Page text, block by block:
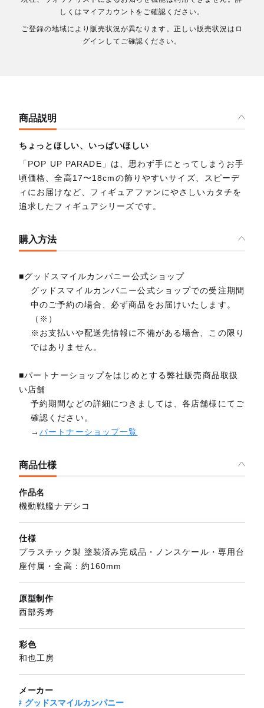
しくはマイアカウントをご確認ください。
ご登録の地域により販売状況が異なります。正しい販売状況はロ
グインしてご確認ください。
商品説明
ちょっとほしい、いっぱいほしい
「POP UP PARADE」は、思わず手にとってしまうお手
頃価格、全高17〜18cmの飾りやすいサイズ、スピーデ
ィにお届けなど、フィギュアファンにやさしいカタチを
追求したフィギュアシリーズです。
購入方法
■グッドスマイルカンパニー公式ショップ
グッドスマイルカンパニー公式ショップでの受注期間
中のご予約の場合、必ず商品をお届けいたします。
（※）
※お支払いや配送先情報に不備がある場合、この限り
ではありません。
■パートナーショップをはじめとする弊社販売商品取扱
い店舗
予約期間などの詳細につきましては、各店舗様にてご
確認ください。
→パートナーショップ一覧
商品仕様
作品名
機動戦艦ナデシコ
仕様
プラスチック製 塗装済み完成品・ノンスケール・専用台
座付属・全高：約160mm
原型制作
西部秀寿
彩色
和也工房
メーカー
グッドスマイルカンパニー